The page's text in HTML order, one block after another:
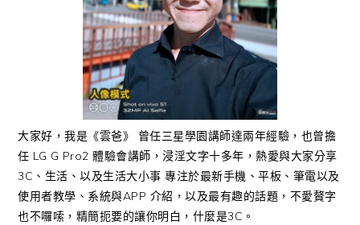
大家好，我是《雲爸》 曾任三星學園講師達兩年經驗，也曾擔
任 LG G Pro2 體驗會講師，浸淫文字十多年，熱愛與大家分享
3C、生活、以及生活大小事 專注於最新手機、平板、筆電以及
使用者教學、系統與APP 介紹，以及最有趣的話題，不愛贅字
也不囉嗦，精簡扼要的讓你明白，什麼是3C。